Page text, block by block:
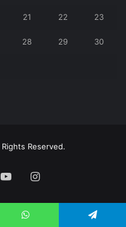
21 22 23
28 29 30
Reserved.
YouTubeInstagram